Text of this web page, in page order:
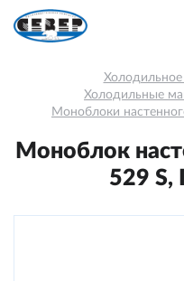
Холодильные
Моноблоки
Моноблок
529 S,